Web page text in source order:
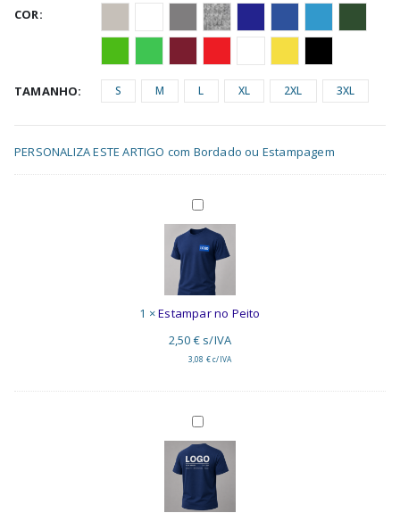
COR
TAMANHO S M L XL 2XL 3XL
PERSONALIZA ESTE ARTIGO com Bordado ou Estampagem
Estampar
no
Peito
1 ×Estampar no Peito
2,50 € s/IVA
3,08 €c/IVA
Estampar
nas
Costas